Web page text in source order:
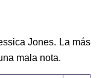
Jones. La más
mala nota.